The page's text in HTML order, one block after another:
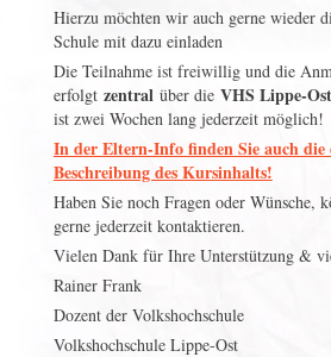
Hierzu möchten wir auch gerne wieder
Schule mit dazu einladen
Die Teilnahme ist freiwillig und die
erfolgt zentral über die VHS Lippe-
ist zwei Wochen lang jederzeit möglich!
In der Eltern-Info finden Sie auch
Beschreibung des Kursinhalts!
Haben Sie noch Fragen oder Wünsche,
gerne jederzeit kontaktieren.
Vielen Dank für Ihre Unterstützung &
Rainer Frank
Dozent der Volkshochschule
Volkshochschule Lippe-Ost